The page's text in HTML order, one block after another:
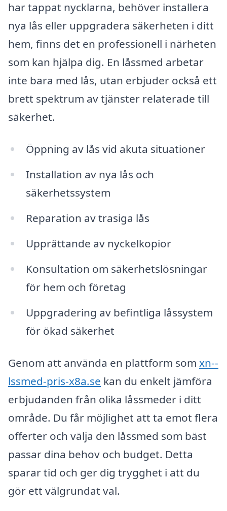
har tappat nycklarna, behöver installera
nya lås eller uppgradera säkerheten i ditt
hem, finns det en professionell i närheten
som kan hjälpa dig. En låssmed arbetar
inte bara med lås, utan erbjuder också ett
brett spektrum av tjänster relaterade till
säkerhet.
Öppning av lås vid akuta situationer
Installation av nya lås och
säkerhetssystem
Reparation av trasiga lås
Upprättande av nyckelkopior
Konsultation om säkerhetslösningar
för hem och företag
Uppgradering av befintliga låssystem
för ökad säkerhet
Genom att använda en plattform som xn--
lssmed-pris-x8a.se kan du enkelt jämföra
erbjudanden från olika låssmeder i ditt
område. Du får möjlighet att ta emot flera
offerter och välja den låssmed som bäst
passar dina behov och budget. Detta
sparar tid och ger dig trygghet i att du
gör ett välgrundat val.